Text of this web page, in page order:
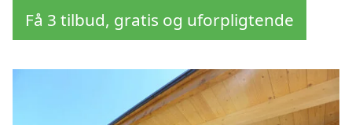
Få 3 tilbud, gratis og uforpligtende